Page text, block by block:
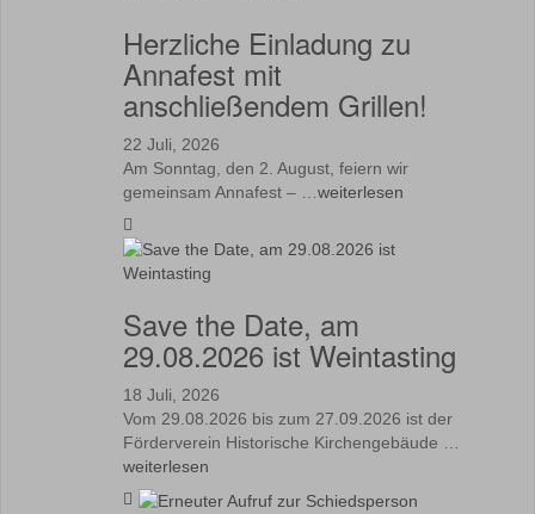
Herzliche Einladung zu
Annafest mit
anschließendem Grillen!
22 Juli, 2026
Am Sonntag, den 2. August, feiern wir
gemeinsam Annafest – … weiterlesen
Save the Date, am
29.08.2026 ist Weintasting
18 Juli, 2026
Vom 29.08.2026 bis zum 27.09.2026 ist der
Förderverein Historische Kirchengebäude …
weiterlesen